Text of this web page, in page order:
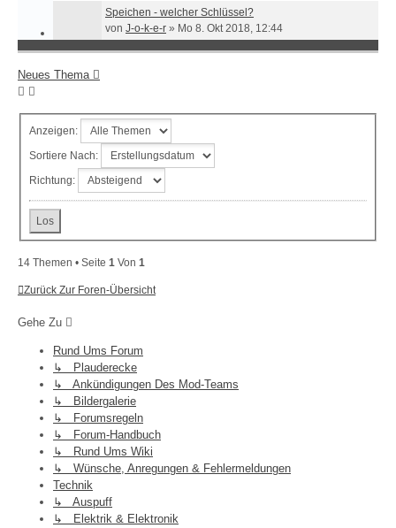
Speichen - welcher Schlüssel?
von J-o-k-e-r » Mo 8. Okt 2018, 12:44
Neues Thema
Anzeigen:
Sortiere Nach:
Richtung:
14 Themen • Seite 1 Von 1
Zurück Zur Foren-Übersicht
Gehe Zu
Rund Ums Forum
↳ Plauderecke
↳ Ankündigungen Des Mod-Teams
↳ Bildergalerie
↳ Forumsregeln
↳ Forum-Handbuch
↳ Rund Ums Wiki
↳ Wünsche, Anregungen & Fehlermeldungen
Technik
↳ Auspuff
↳ Elektrik & Elektronik